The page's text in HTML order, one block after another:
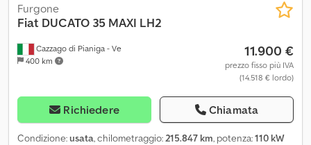
Cazzago di Pianiga - Ve
400 km
Furgone
Fiat DUCATO 35 MAXI LH2
11.900 €
prezzo fisso più IVA
(14.518 € lordo)
Richiedere Chiamata
Condizione:usata, chilometraggio: 215.847 km, potenza:110 kW